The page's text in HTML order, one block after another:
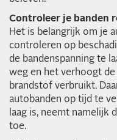
Controleer je banden
Het is belangrijk om je
controleren op
de bandenspanning te
weg en het verhoogt
brandstof verbruikt.
autobanden op tijd te
laag is, neemt namelijk
toe.